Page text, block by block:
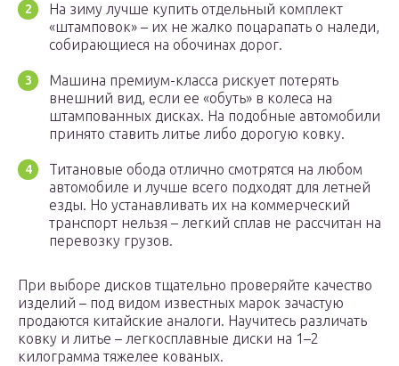
На зиму лучше купить отдельный комплект
«штамповок» – их не жалко поцарапать о наледи,
собирающиеся на обочинах дорог.
Машина премиум-класса рискует потерять
внешний вид, если ее «обуть» в колеса на
штампованных дисках. На подобные автомобили
принято ставить литье либо дорогую ковку.
Титановые обода отлично смотрятся на любом
автомобиле и лучше всего подходят для летней
езды. Но устанавливать их на коммерческий
транспорт нельзя – легкий сплав не рассчитан на
перевозку грузов.
При выборе дисков тщательно проверяйте качество
изделий – под видом известных марок зачастую
продаются китайские аналоги. Научитесь различать
ковку и литье – легкосплавные диски на 1–2
килограмма тяжелее кованых.